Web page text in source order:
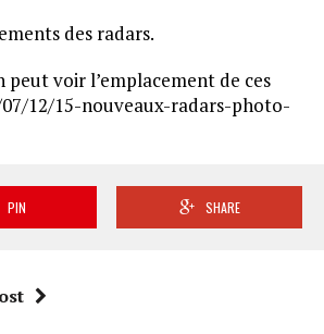
des radars.
voir l’emplacement de ces
12/15-nouveaux-radars-photo-
PIN SHARE